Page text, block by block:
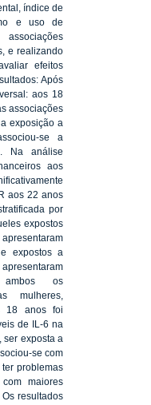
índice de
e uso de
e realizando
efeitos
Após
aos 18
associações
exposição a
se a
Na análise
aos
aos 22 anos
por
expostos
expostos a
os
mulheres,
18 anos foi
de IL-6 na
ser exposta a
se com
problemas
maiores
resultados